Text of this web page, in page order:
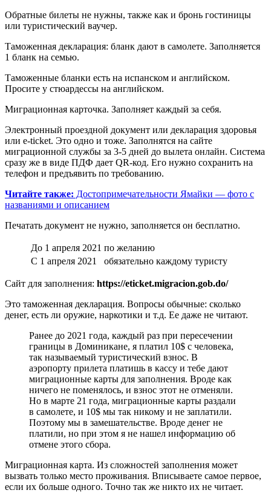
Обратные билеты не нужны, также как и бронь гостиницы
или туристический ваучер.
Таможенная декларация: бланк дают в самолете. Заполняется
1 бланк на семью.
Таможенные бланки есть на испанском и английском.
Просите у стюардессы на английском.
Миграционная карточка. Заполняет каждый за себя.
Электронный проездной документ или декларация здоровья
или e-ticket. Это одно и тоже. Заполнятся на сайте
миграционной службы за 3-5 дней до вылета онлайн. Система
сразу же в виде ПДФ дает QR-код. Его нужно сохранить на
телефон и предъявить по требованию.
Читайте также: Достопримечательности Ямайки — фото с
названиями и описанием
Печатать документ не нужно, заполняется он бесплатно.
До 1 апреля 2021 по желанию
С 1 апреля 2021
обязательно каждому туристу
Сайт для заполнения: https://eticket.migracion.gob.do/
Это таможенная декларация. Вопросы обычные: сколько
денег, есть ли оружие, наркотики и т.д. Ее даже не читают.
Ранее до 2021 года, каждый раз при пересечении
границы в Доминикане, я платил 10$ с человека,
так называемый туристический взнос. В
аэропорту прилета платишь в кассу и тебе дают
миграционные карты для заполнения. Вроде как
ничего не поменялось, и взнос этот не отменяли.
Но в марте 21 года, миграционные карты раздали
в самолете, и 10$ мы так никому и не заплатили.
Поэтому мы в замешательстве. Вроде денег не
платили, но при этом я не нашел информацию об
отмене этого сбора.
Миграционная карта. Из сложностей заполнения может
вызвать только место проживания. Вписываете самое первое,
если их больше одного. Точно так же никто их не читает.